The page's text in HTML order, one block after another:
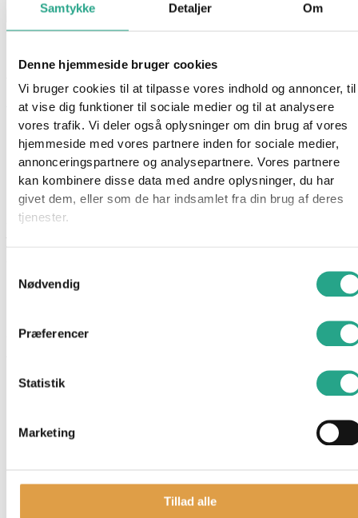
Samtykke Detaljer Om
Denne hjemmeside bruger cookies
Vi bruger cookies til at tilpasse vores indhold og annoncer, til
at vise dig funktioner til sociale medier og til at analysere
vores trafik. Vi deler også oplysninger om din brug af vores
hjemmeside med vores partnere inden for sociale medier,
annonceringspartnere og analysepartnere. Vores partnere
kan kombinere disse data med andre oplysninger, du har
givet dem, eller som de har indsamlet fra din brug af deres
tjenester.
Nødvendig
Præferencer
Statistik
Marketing
Tillad alle
Varenummer 96750 Kategorier Kreativt og Lærerigt
Mærker
Perler
Beskrivelse
Spørg om produktet
Giv dit barn mulighed for at udfolde sin kreativitet med Hama
Midi Perlesæt, der indeholder ca. 1.100 farverige perler og to
stiftplader formet som en bil og en dinosaur. Dette sæt er ideelt
koncentrationsevne. At lege med perler er en sjov og lærerig
Specifikationer
Indhold: Ca. 1.100 midi perler, 2 stiftplader (bil nr. 311 og dinosaur
nr. 322), vejledning, strygepapir
Dette felt er skjult, når du får vist formularen